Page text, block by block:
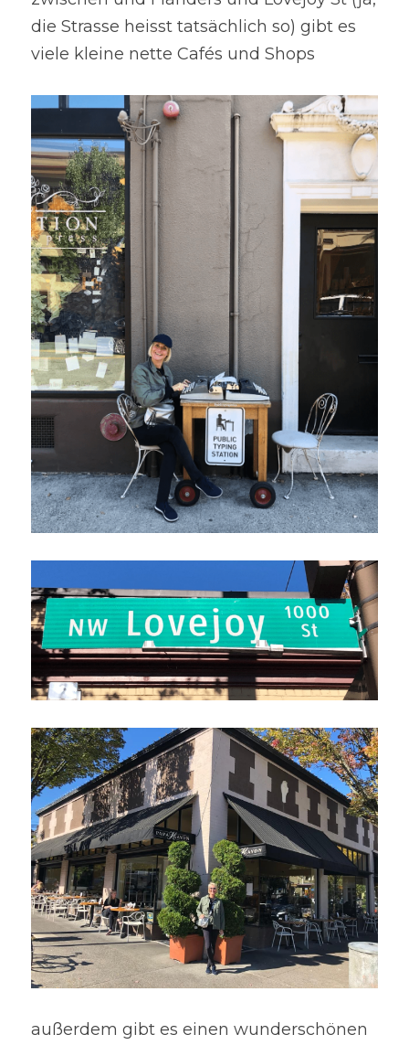
die Strasse heisst tatsächlich so) gibt es
viele kleine nette Cafés und Shops
außerdem gibt es einen wunderschönen